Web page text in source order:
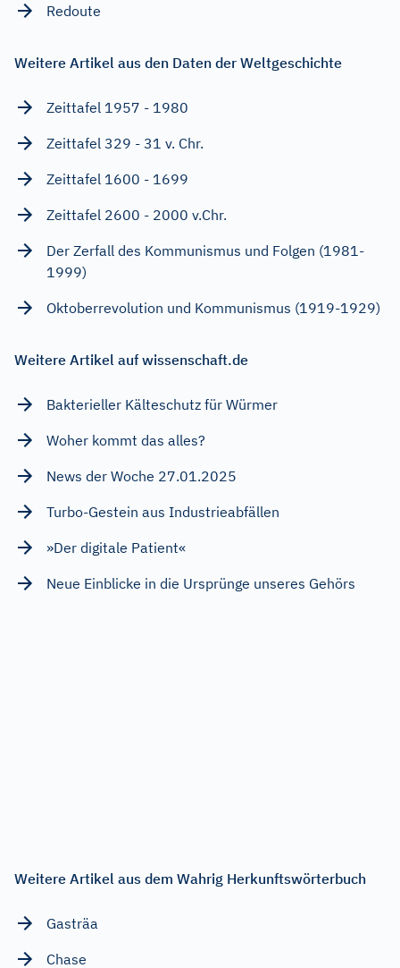
Redoute
Weitere Artikel aus den Daten der Weltgeschichte
Zeittafel 1957 - 1980
Zeittafel 329 - 31 v. Chr.
Zeittafel 1600 - 1699
Zeittafel 2600 - 2000 v.Chr.
Der Zerfall des Kommunismus und Folgen (1981-
1999)
Oktoberrevolution und Kommunismus (1919-1929)
Weitere Artikel auf wissenschaft.de
Bakterieller Kälteschutz für Würmer
Woher kommt das alles?
News der Woche 27.01.2025
Turbo-Gestein aus Industrieabfällen
»Der digitale Patient«
Neue Einblicke in die Ursprünge unseres Gehörs
Weitere Artikel aus dem Wahrig Herkunftswörterbuch
Gasträa
Chase